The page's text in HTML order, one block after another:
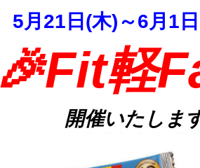
5月21日(木)～6月1
🎉Fit軽
開催いたしま